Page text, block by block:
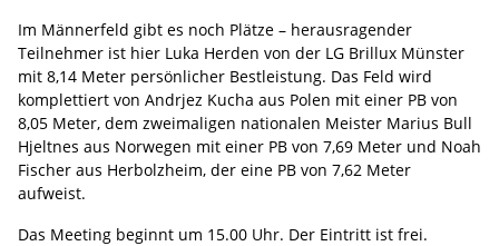
Im Männerfeld gibt es noch Plätze – herausragender
Teilnehmer ist hier Luka Herden von der LG Brillux Münster
mit 8,14 Meter persönlicher Bestleistung. Das Feld wird
komplettiert von Andrjez Kucha aus Polen mit einer PB von
8,05 Meter, dem zweimaligen nationalen Meister Marius Bull
Hjeltnes aus Norwegen mit einer PB von 7,69 Meter und Noah
Fischer aus Herbolzheim, der eine PB von 7,62 Meter
aufweist.
Das Meeting beginnt um 15.00 Uhr. Der Eintritt ist frei.